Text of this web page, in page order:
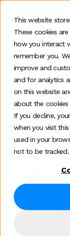
This website
These cookies
how you interact
remember you.
improve and
and for analytics
on this website
about the cookies
If you decline,
when you visit
used in your
not to be tracked.
Home
Building The
funnel